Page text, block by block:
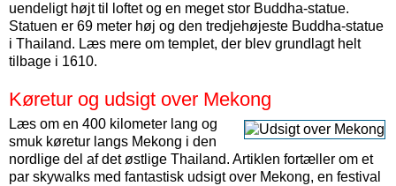
uendeligt højt til loftet og en meget stor Buddha-statue.
Statuen er 69 meter høj og den tredjehøjeste Buddha-statue
i Thailand. Læs mere om templet, der blev grundlagt helt
tilbage i 1610.
Køretur og udsigt over Mekong
Læs om en 400 kilometer lang og
smuk køretur langs Mekong i den
nordlige del af det østlige Thailand. Artiklen fortæller om et
par skywalks med fantastisk udsigt over Mekong, en festival